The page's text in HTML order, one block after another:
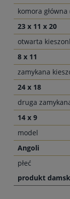
komora główna
23 x 11 x 20
otwarta
8 x 11
zamykana
24 x 18
druga
14 x 9
model
Angoli
płeć
produkt